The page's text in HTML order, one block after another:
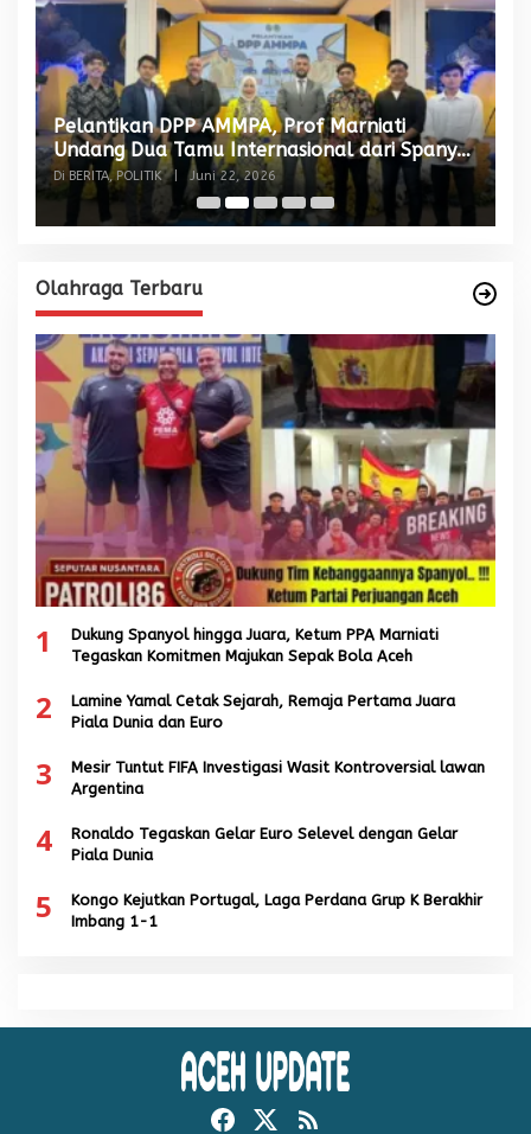
Pelantikan DPP AMMPA, Prof Marniati
Undang Dua Tamu Internasional dari Spanyol
dan Malaysia
Di BERITA, POLITIK Juni 22, 2026
Olahraga Terbaru
1
Dukung Spanyol hingga Juara, Ketum PPA Marniati
Tegaskan Komitmen Majukan Sepak Bola Aceh
2
Lamine Yamal Cetak Sejarah, Remaja Pertama Juara
Piala Dunia dan Euro
3
Mesir Tuntut FIFA Investigasi Wasit Kontroversial lawan
Argentina
4
Ronaldo Tegaskan Gelar Euro Selevel dengan Gelar
Piala Dunia
5
Kongo Kejutkan Portugal, Laga Perdana Grup K Berakhir
Imbang 1-1